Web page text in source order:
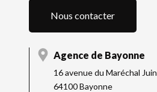
Nous contacter
Agence de Bayonne
16 avenue du Maréchal Juin
64100 Bayonne